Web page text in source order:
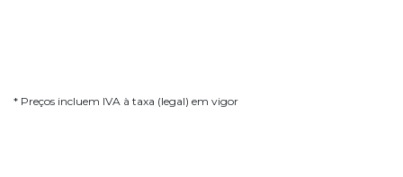
* Preços incluem IVA à taxa (legal) em vigor